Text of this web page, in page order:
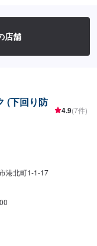
店舗
(下回り防
4.9(7件)
港北町1-1-17